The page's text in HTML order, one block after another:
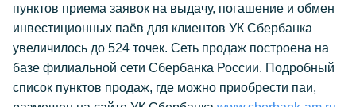
пунктов приема заявок на выдачу, погашение и обмен
инвестиционных паёв для клиентов УК Сбербанка
увеличилось до 524 точек. Сеть продаж построена на
базе филиальной сети Сбербанка России. Подробный
список пунктов продаж, где можно приобрести паи,